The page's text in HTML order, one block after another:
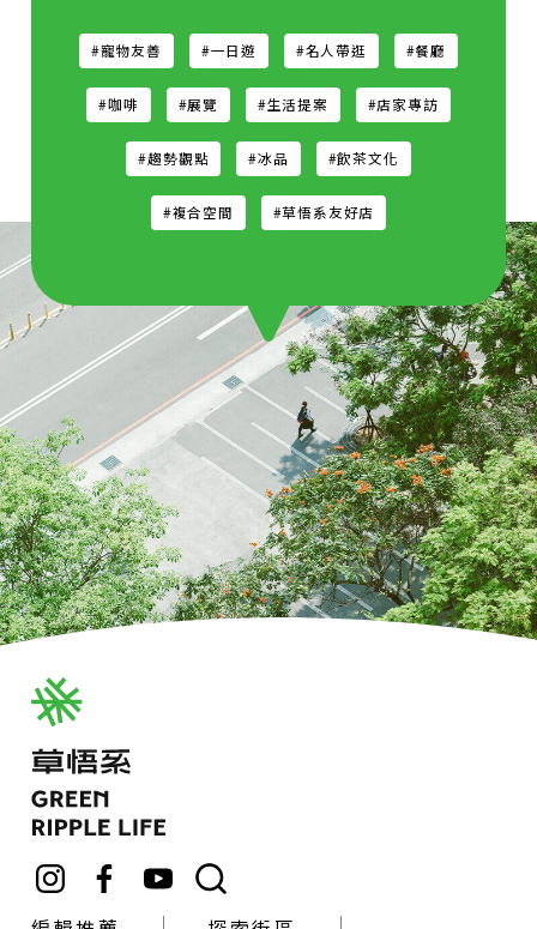
#寵物友善 #一日遊 #名人帶逛 #餐廳
#咖啡 #展覽 #生活提案 #店家專訪
#趨勢觀點 #冰品 #飲茶文化
#複合空間 #草悟系友好店